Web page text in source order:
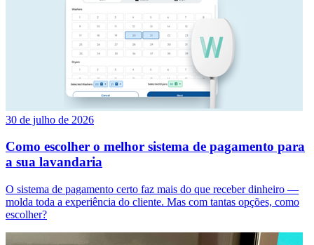
30 de julho de 2026
Como escolher o melhor sistema de pagamento para
a sua lavandaria
O sistema de pagamento certo faz mais do que receber dinheiro —
molda toda a experiência do cliente. Mas com tantas opções, como
escolher?